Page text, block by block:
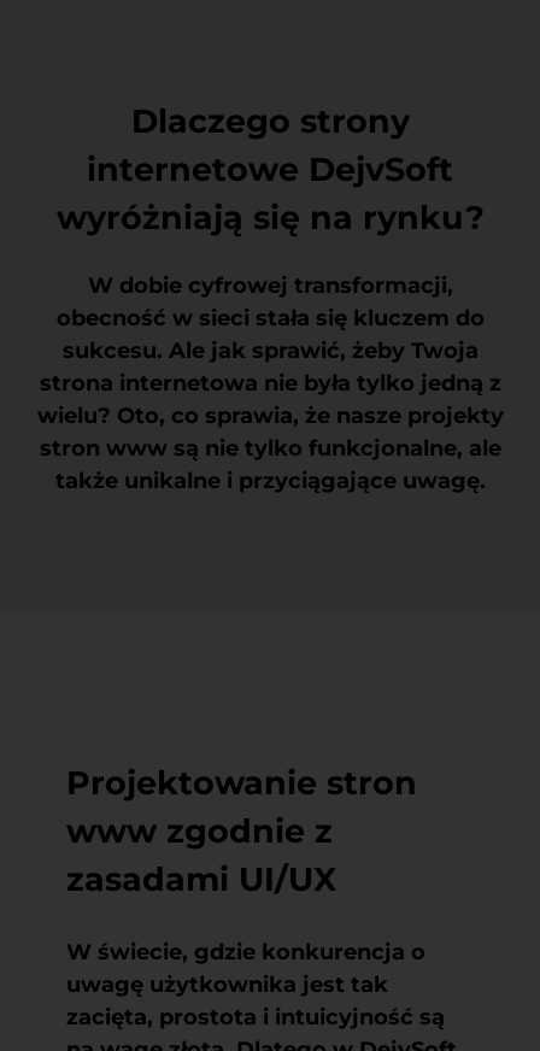
Dlaczego strony
internetowe DejvSoft
wyróżniają się na rynku?
W dobie cyfrowej transformacji,
obecność w sieci stała się kluczem do
sukcesu. Ale jak sprawić, żeby Twoja
strona internetowa nie była tylko jedną z
wielu? Oto, co sprawia, że nasze projekty
stron www są nie tylko funkcjonalne, ale
także unikalne i przyciągające uwagę.
Projektowanie stron
www zgodnie z
zasadami UI/UX
W świecie, gdzie konkurencja o
uwagę użytkownika jest tak
zacięta, prostota i intuicyjność są